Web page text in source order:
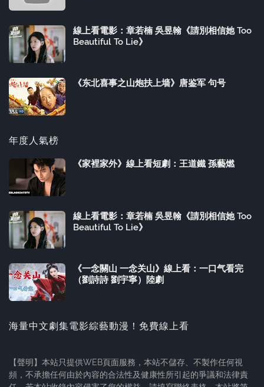
線上看電影：章若楠 吳昱翰《請別相信她 Too
Beautiful To Lie》
《东北喜事之山炮扶上墙》唐鉴军 句号
年度人氣榜
《家裡家外》線上看短劇：王道鐵 孫藝燃
線上看電影：章若楠 吳昱翰《請別相信她 Too
Beautiful To Lie》
《一念關山 一念关山》線上看：一口气看完
（劉詩詩 劉宇寧）陸劇
海量中文劇集電影綜藝動漫！免費線上看
【聲明】本站只提供WEB頁面服務，本站不儲存、不製作任何視
頻，不承擔任何由於內容的合法性及健康性所引起的爭議和法律責